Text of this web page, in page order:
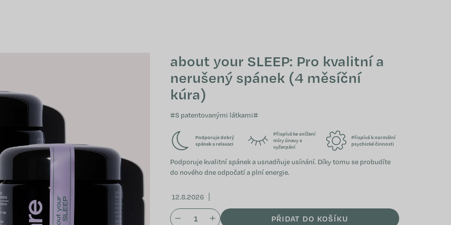
about your SLEEP: Pro kvalitní a
nerušený spánek (4 měsíční
kúra)
#S patentovanými látkami#
Podporuje dobrý
spánek a relaxaci
Přispívá ke snížení
míry únavy a
vyčerpání
Přispívá k normální
psychické činnosti
Podporuje kvalitní spánek a usnadňuje usínání. Díky tomu se probudíte
do nového dne odpočatí a plní energie.
12.8.2026
PŘIDAT DO KOŠÍKU